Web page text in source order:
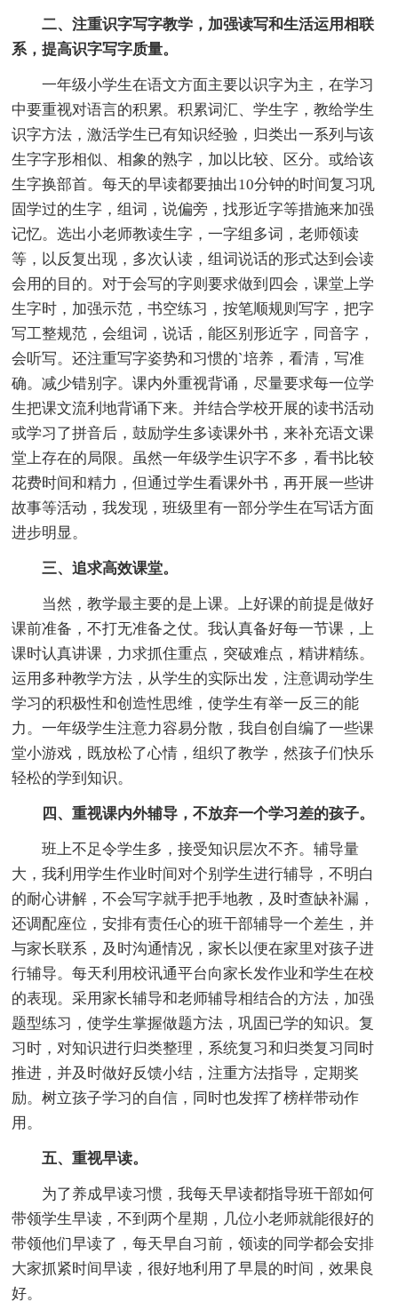
二、注重识字写字教学，加强读写和生活运用相联
系，提高识字写字质量。
一年级小学生在语文方面主要以识字为主，在学习
中要重视对语言的积累。积累词汇、学生字，教给学生
识字方法，激活学生已有知识经验，归类出一系列与该
生字字形相似、相象的熟字，加以比较、区分。或给该
生字换部首。每天的早读都要抽出10分钟的时间复习巩
固学过的生字，组词，说偏旁，找形近字等措施来加强
记忆。选出小老师教读生字，一字组多词，老师领读
等，以反复出现，多次认读，组词说话的形式达到会读
会用的目的。对于会写的字则要求做到四会，课堂上学
生字时，加强示范，书空练习，按笔顺规则写字，把字
写工整规范，会组词，说话，能区别形近字，同音字，
会听写。还注重写字姿势和习惯的`培养，看清，写准
确。减少错别字。课内外重视背诵，尽量要求每一位学
生把课文流利地背诵下来。并结合学校开展的读书活动
或学习了拼音后，鼓励学生多读课外书，来补充语文课
堂上存在的局限。虽然一年级学生识字不多，看书比较
花费时间和精力，但通过学生看课外书，再开展一些讲
故事等活动，我发现，班级里有一部分学生在写话方面
进步明显。
三、追求高效课堂。
当然，教学最主要的是上课。上好课的前提是做好
课前准备，不打无准备之仗。我认真备好每一节课，上
课时认真讲课，力求抓住重点，突破难点，精讲精练。
运用多种教学方法，从学生的实际出发，注意调动学生
学习的积极性和创造性思维，使学生有举一反三的能
力。一年级学生注意力容易分散，我自创自编了一些课
堂小游戏，既放松了心情，组织了教学，然孩子们快乐
轻松的学到知识。
四、重视课内外辅导，不放弃一个学习差的孩子。
班上不足令学生多，接受知识层次不齐。辅导量
大，我利用学生作业时间对个别学生进行辅导，不明白
的耐心讲解，不会写字就手把手地教，及时查缺补漏，
还调配座位，安排有责任心的班干部辅导一个差生，并
与家长联系，及时沟通情况，家长以便在家里对孩子进
行辅导。每天利用校讯通平台向家长发作业和学生在校
的表现。采用家长辅导和老师辅导相结合的方法，加强
题型练习，使学生掌握做题方法，巩固已学的知识。复
习时，对知识进行归类整理，系统复习和归类复习同时
推进，并及时做好反馈小结，注重方法指导，定期奖
励。树立孩子学习的自信，同时也发挥了榜样带动作
用。
五、重视早读。
为了养成早读习惯，我每天早读都指导班干部如何
带领学生早读，不到两个星期，几位小老师就能很好的
带领他们早读了，每天早自习前，领读的同学都会安排
大家抓紧时间早读，很好地利用了早晨的时间，效果良
好。